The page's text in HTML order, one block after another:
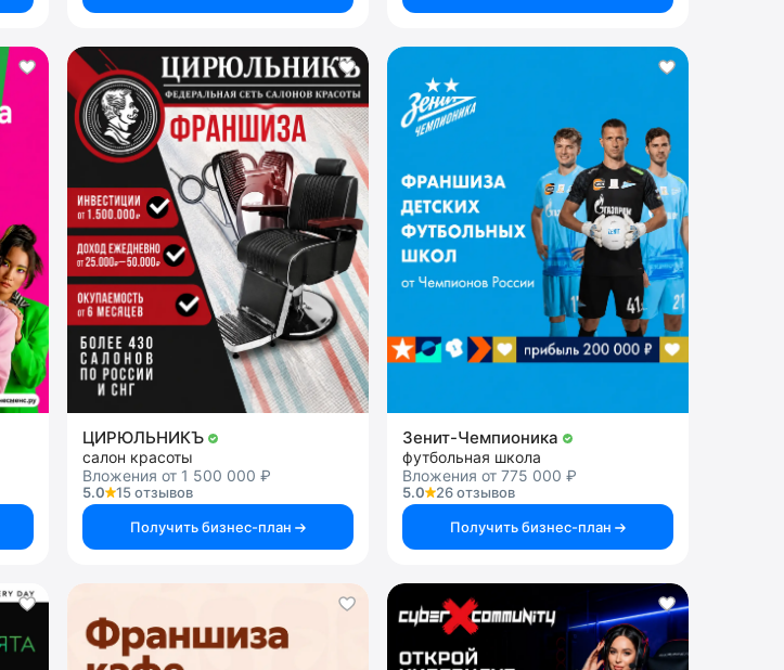
ЦИРЮЛЬНИКЪ
салон красоты
Вложения от 1 500 000 ₽
5.0
15 отзывов
Получить бизнес-план
Зенит-Чемпионика
футбольная школа
Вложения от 775 000 ₽
5.0
26 отзывов
Получить бизнес-план